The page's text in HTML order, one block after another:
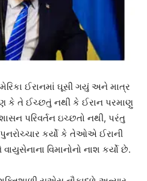
ઈરાનમાં ઘૂસી ગયું અને માત્ર
કે તે ઈચ્છતું નથી કે ઈરાન પરમાણુ
પરિવર્તન ઇચ્છતો નથી, પરંતુ
કર્યો કે તેઓએ ઈરાની
વિમાનોનો નાશ કર્યો છે.